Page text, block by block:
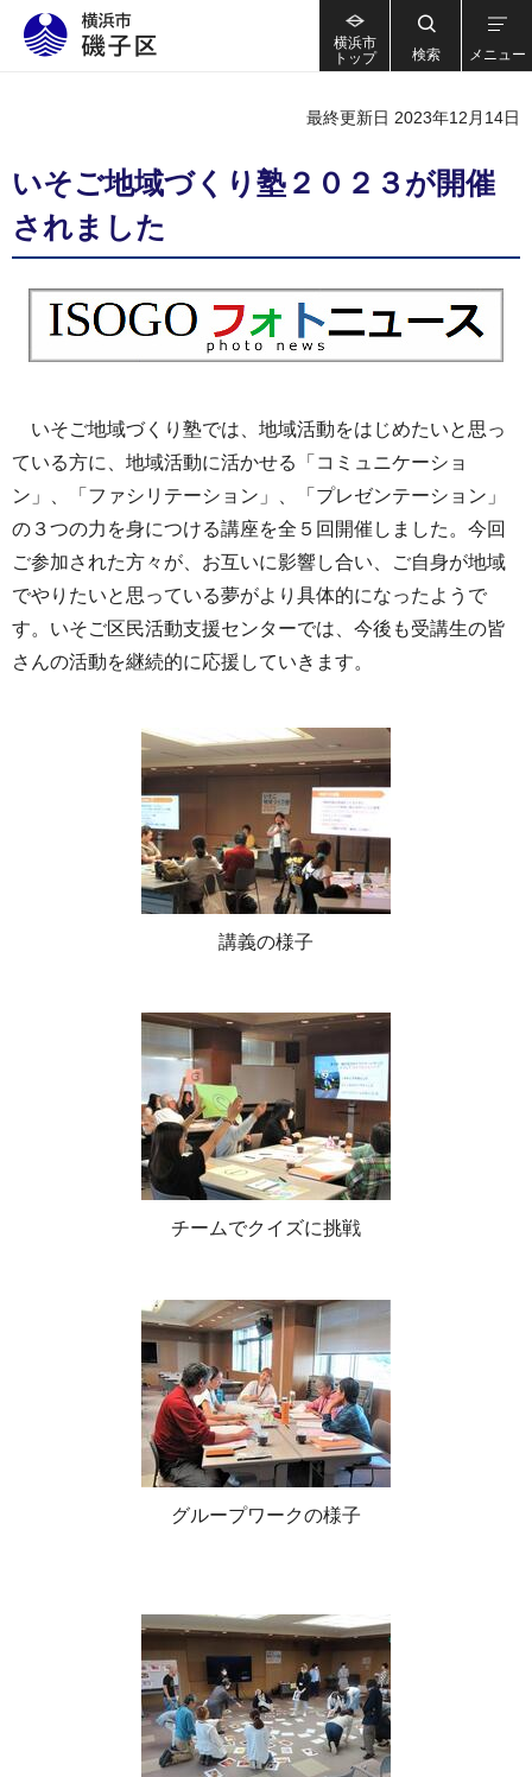
横浜市
トップ
検索 メニュー
最終更新日 2023年12月14日
いそご地域づくり塾２０２３が開催
されました
いそご地域づくり塾では、地域活動をはじめたいと思っ
ている方に、地域活動に活かせる「コミュニケーショ
ン」、「ファシリテーション」、「プレゼンテーション」
の３つの力を身につける講座を全５回開催しました。今回
ご参加された方々が、お互いに影響し合い、ご自身が地域
でやりたいと思っている夢がより具体的になったようで
す。いそご区民活動支援センターでは、今後も受講生の皆
さんの活動を継続的に応援していきます。
講義の様子
チームでクイズに挑戦
グループワークの様子